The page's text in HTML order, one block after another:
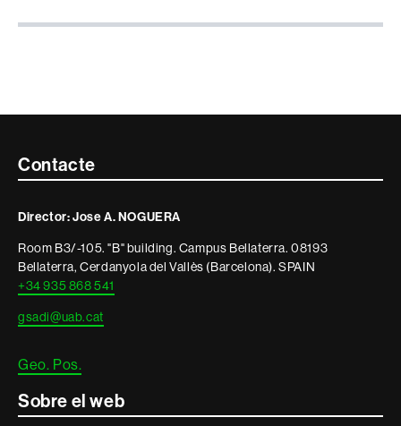
Contacte
informació
legal
Contacte
Director: Jose A. NOGUERA
Room B3/-105. "B" building. Campus Bellaterra. 08193
Bellaterra, Cerdanyola del Vallès (Barcelona). SPAIN
+34 935 868 541
gsadi@uab.cat
Geo. Pos.
Sobre el web